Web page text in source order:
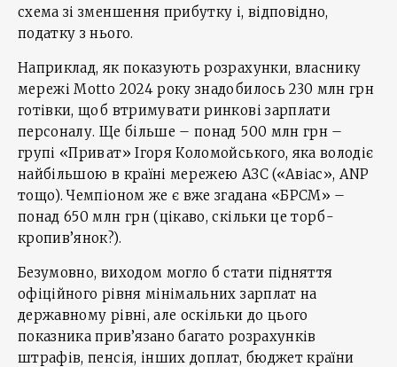
схема зі зменшення прибутку і, відповідно,
податку з нього.
Наприклад, як показують розрахунки, власнику
мережі Мotto 2024 року знадобилось 230 млн грн
готівки, щоб втримувати ринкові зарплати
персоналу. Ще більше – понад 500 млн грн –
групі «Приват» Ігоря Коломойського, яка володіє
найбільшою в країні мережею АЗС («Авіас», ANP
тощо). Чемпіоном же є вже згадана «БРСМ» –
понад 650 млн грн (цікаво, скільки це торб-
кропив’янок?).
Безумовно, виходом могло б стати підняття
офіційного рівня мінімальних зарплат на
державному рівні, але оскільки до цього
показника прив’язано багато розрахунків
штрафів, пенсія, інших доплат, бюджет країни